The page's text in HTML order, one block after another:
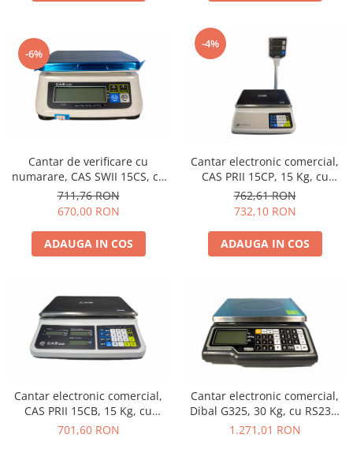
-6%
Cantar de verificare cu
numarare, CAS SWII 15CS, cu
RS232, 15Kg, verificare
metrologica, acumulator
711,76 RON
670,00 RON
ADAUGA IN COS
-4%
Cantar electronic comercial,
CAS PRII 15CP, 15 Kg, cu
RS232, afisaj pe brat,
verificare metrologica,
acumulator
762,61 RON
732,10 RON
ADAUGA IN COS
Cantar electronic comercial,
CAS PRII 15CB, 15 Kg, cu
RS232, verificare metrologica,
701,60 RON
Cantar electronic comercial,
Dibal G325, 30 Kg, cu RS232,
verificare metrologica
1.271,01 RON